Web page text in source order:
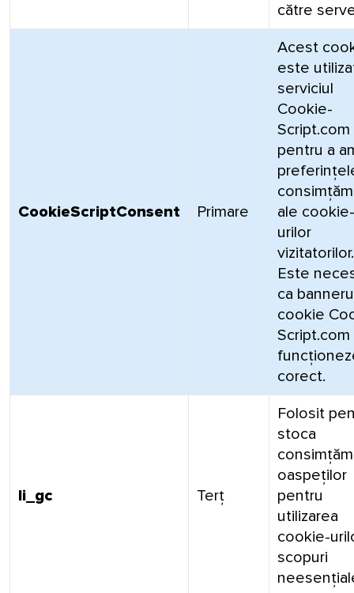
către
CookieScriptConsent Primare
Acest
este
serviciul
Cookie-
Script.com
pentru a
ale cookie-
urilor
vizitatorilor.
Este
ca
cookie
Script.com
corect.
li_gc Terț
Folosit
stoca
oaspeților
pentru
utilizarea
cookie-
scopuri